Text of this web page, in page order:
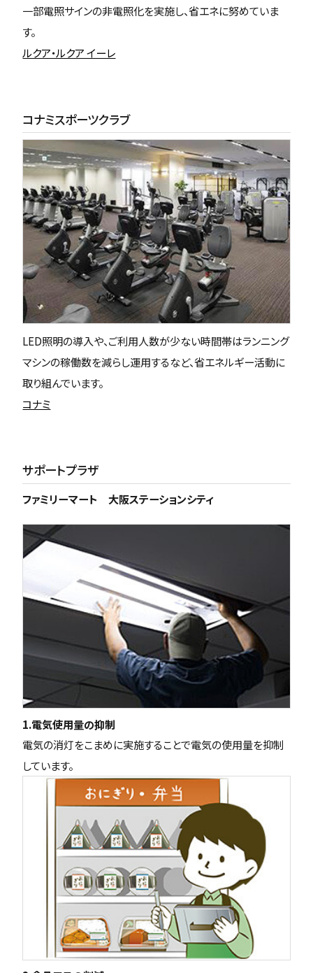
一部電照サインの非電照化を実施し、省エネに努めていま
す。
ルクア・ルクア イーレ
コナミスポーツクラブ
LED照明の導入や、ご利用人数が少ない時間帯はランニング
マシンの稼働数を減らし運用するなど、省エネルギー活動に
取り組んでいます。
コナミ
サポートプラザ
ファミリーマート 大阪ステーションシティ
1.電気使用量の抑制
電気の消灯をこまめに実施することで電気の使用量を抑制
しています。